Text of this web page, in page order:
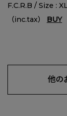
F.C.R.B / Size :
（inc.tax）
BUY
他の